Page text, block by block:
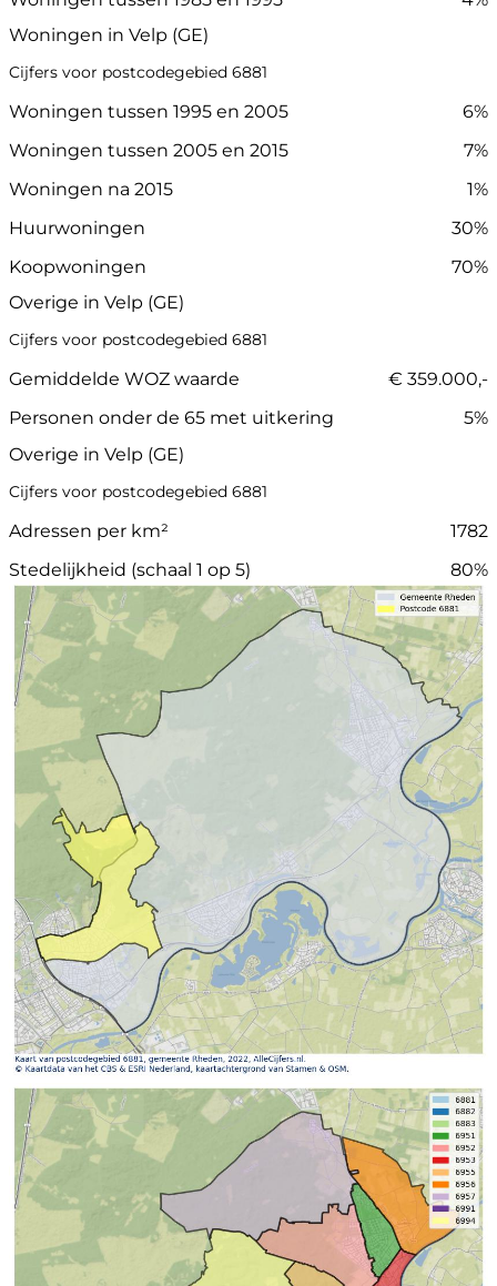
Woningen in Velp (GE)
Cijfers voor postcodegebied 6881
Woningen tussen 1995 en 2005
6%
Woningen tussen 2005 en 2015
7%
Woningen na 2015
1%
Huurwoningen
30%
Koopwoningen
70%
Overige in Velp (GE)
Cijfers voor postcodegebied 6881
Gemiddelde WOZ waarde
€ 359.000,-
Personen onder de 65 met uitkering
5%
Overige in Velp (GE)
Cijfers voor postcodegebied 6881
Adressen per km²
1782
Stedelijkheid (schaal 1 op 5)
80%